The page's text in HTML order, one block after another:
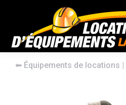
⬅︎ Équipements de locations |